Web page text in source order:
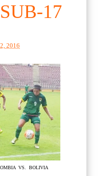
17
2016
VS. BOLIVIA